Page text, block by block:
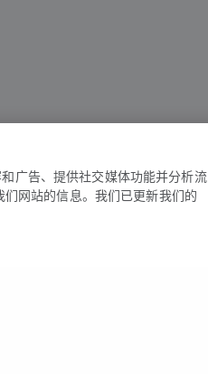
广告、提供社交媒体功能并分析流
网站的信息。我们已更新我们的